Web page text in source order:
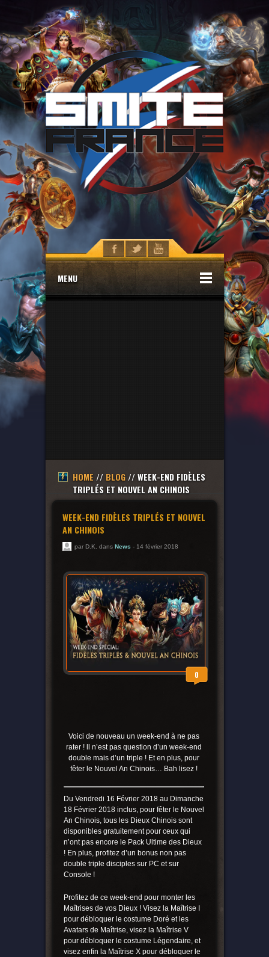
MENU
HOME // BLOG// WEEK-END FIDÈLES
TRIPLÉS ET NOUVEL AN CHINOIS
WEEK-END FIDÈLES TRIPLÉS ET NOUVEL
AN CHINOIS
par D.K. dans News - 14 février 2018
0
Voici de nouveau un week-end à ne pas
rater ! ll n’est pas question d’un week-end
double mais d’un triple ! Et en plus, pour
fêter le Nouvel An Chinois… Bah lisez !
Du Vendredi 16 Février 2018 au Dimanche
18 Février 2018 inclus, pour fêter le Nouvel
An Chinois, tous les Dieux Chinois sont
disponibles gratuitement pour ceux qui
n’ont pas encore le Pack Ultime des Dieux
! En plus, profitez d’un bonus non pas
double triple disciples sur PC et sur
Console !
Profitez de ce week-end pour monter les
Maîtrises de vos Dieux ! Visez la Maîtrise I
pour débloquer le costume Doré et les
Avatars de Maîtrise, visez la Maîtrise V
pour débloquer le costume Légendaire, et
visez enfin la Maîtrise X pour débloquer le